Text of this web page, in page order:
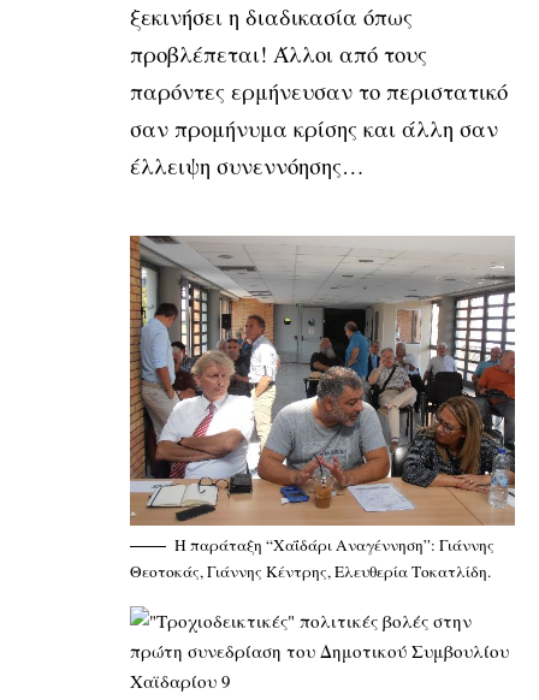
ξεκινήσει η διαδικασία όπως
προβλέπεται! Άλλοι από τους
παρόντες ερμήνευσαν το περιστατικό
σαν προμήνυμα κρίσης και άλλη σαν
έλλειψη συνεννόησης…
Η παράταξη “Χαΐδάρι Αναγέννηση”: Γιάννης
Θεοτοκάς, Γιάννης Κέντρης, Ελευθερία Τοκατλίδη.